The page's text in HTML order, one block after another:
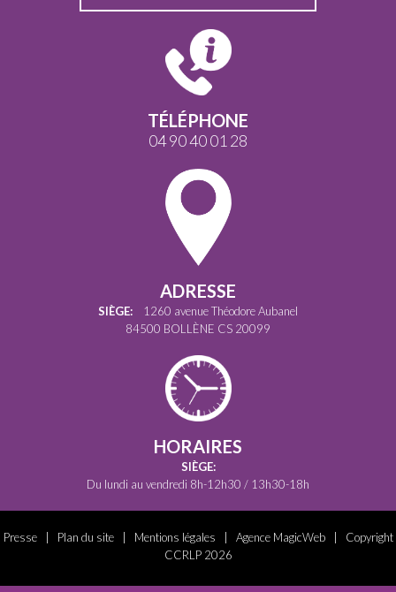
TÉLÉPHONE
04 90 40 01 28
ADRESSE
SIÈGE: 1260 avenue Théodore Aubanel
84500 BOLLÈNE CS 20099
HORAIRES
SIÈGE:
Du lundi au vendredi 8h-12h30 / 13h30-18h
Presse| Plan du site| Mentions légales Agence MagicWeb| Copyright
CCRLP 2026